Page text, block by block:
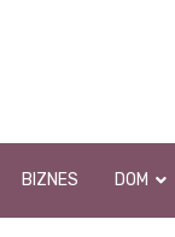
BIZNES DOM